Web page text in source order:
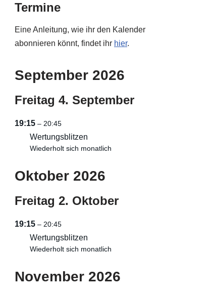
Termine
Eine Anleitung, wie ihr den Kalender
abonnieren könnt, findet ihr hier.
September 2026
Freitag 4. September
19:15 – 20:45
Wertungsblitzen
Wiederholt sich monatlich
Oktober 2026
Freitag 2. Oktober
19:15 – 20:45
Wertungsblitzen
Wiederholt sich monatlich
November 2026